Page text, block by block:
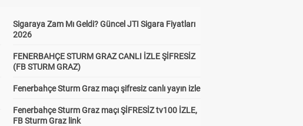
Sigaraya Zam Mı Geldi? Güncel JTI Sigara Fiyatları
2026
FENERBAHÇE STURM GRAZ CANLI İZLE ŞİFRESİZ
(FB STURM GRAZ)
Fenerbahçe Sturm Graz maçı şifresiz canlı yayın izle
Fenerbahçe Sturm Graz maçı ŞİFRESİZ tv100 İZLE,
FB Sturm Graz link